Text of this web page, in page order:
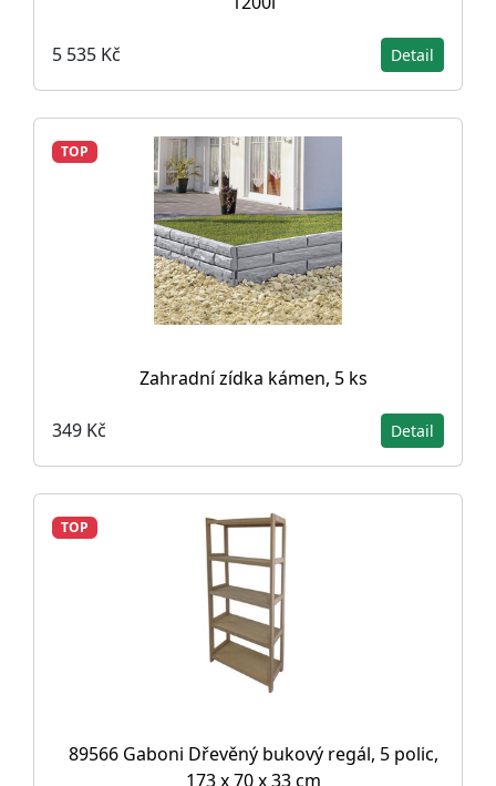
5 535 Kč Detail
TOP
Zahradní zídka kámen, 5 ks
349 Kč Detail
TOP
89566 Gaboni Dřevěný bukový regál, 5 polic,
173 x 70 x 33 cm